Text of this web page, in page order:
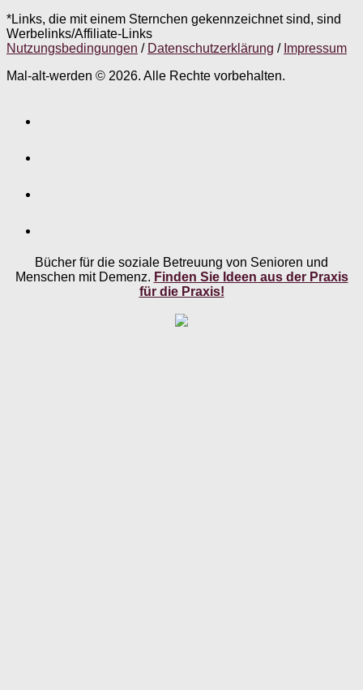
*Links, die mit einem Sternchen gekennzeichnet sind, sind
Werbelinks/Affiliate-Links
Nutzungsbedingungen / Datenschutzerklärung / Impressum
Mal-alt-werden © 2026. Alle Rechte vorbehalten.
Bücher für die soziale Betreuung von Senioren und
Menschen mit Demenz. Finden Sie Ideen aus der Praxis
für die Praxis!